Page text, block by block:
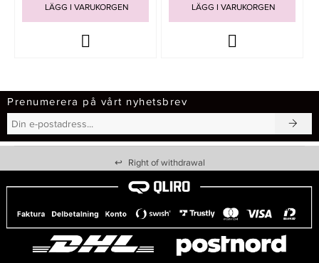
LÄGG I VARUKORGEN LÄGG I VARUKORGEN
Prenumerera på vårt nyhetsbrev
↩ Right of withdrawal